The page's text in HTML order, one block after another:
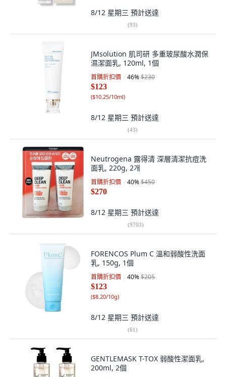
8/12 星期三 預計送達
(93)
JMsolution 肌司研 多重玻尿酸水潤保
濕潔面乳, 120ml, 1個
首購折扣價 46%$230
$123
($10.25/10ml)
8/12 星期三 預計送達
(43)
Neutrogena 露得清 深層清潔抗痘洗
面乳, 220g, 2개
首購折扣價 40%$450
$270
8/12 星期三 預計送達
(9703)
FORENCOS Plum C 溫和弱酸性洗面
乳, 150g, 1個
首購折扣價 40%$205
$123
($8.20/10g)
8/12 星期三 預計送達
(61)
GENTLEMASK T-TOX 弱酸性潔面乳,
200ml, 2個